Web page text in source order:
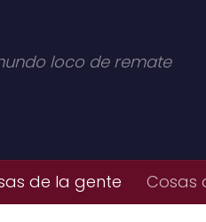
loco de remate
de la gente Cosas